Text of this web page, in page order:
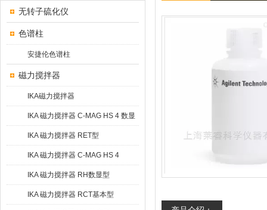
无转子硫化仪
色谱柱
安捷伦色谱柱
磁力搅拌器
IKA磁力搅拌器
IKA 磁力搅拌器 C-MAG HS 4 数显
型IKA 磁力搅拌器 RET型
IKA 磁力搅拌器 C-MAG HS 4
IKAMAG®
IKA 磁力搅拌器 RH数显型
IKA 磁力搅拌器 RCT基本型